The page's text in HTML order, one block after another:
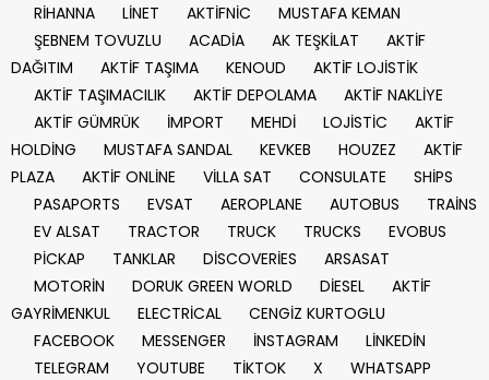
RİHANNA
LİNET AKTİFNİC
MUSTAFA KEMAN
ŞEBNEM TOVUZLU
ACADİA AK TEŞKİLAT
AKTİF
DAĞITIM
AKTİF TAŞIMA KENOUD
AKTİF LOJİSTİK
AKTİF TAŞIMACILIK
AKTİF DEPOLAMA
AKTİF NAKLİYE
AKTİF GÜMRÜK
İMPORT MEHDİ LOJİSTİC
AKTİF
HOLDİNG
MUSTAFA SANDAL KEVKEB HOUZEZ
AKTİF
PLAZA
AKTİF ONLİNE VİLLA SAT CONSULATE
SHİPS
PASAPORTS
EVSAT AEROPLANE AUTOBUS
TRAİNS
EV ALSAT
TRACTOR TRUCK TRUCKS
EVOBUS
PİCKAP
TANKLAR DİSCOVERİES
ARSASAT
MOTORİN
DORUK GREEN WORLD DİESEL
AKTİF
GAYRİMENKUL
ELECTRİCAL
CENGİZ KURTOGLU
FACEBOOK
MESSENGER İNSTAGRAM
LİNKEDİN
TELEGRAM
YOUTUBE TİKTOK X
WHATSAPP